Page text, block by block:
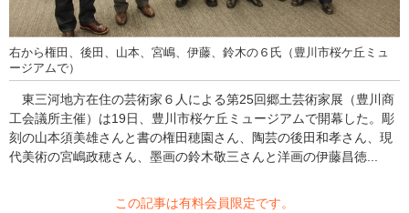
右から権田、後田、山本、宮嶋、伊藤、鈴木の６氏（豊川市桜ケ丘ミュ
ージアムで）
東三河地方在住の芸術家６人による第25回郷土芸術家展（豊川商
工会議所主催）は19日、豊川市桜ケ丘ミュージアムで開幕した。彫
刻の山本須美雄さんと書の権田穂園さん、陶芸の後田和孝さん、現
代美術の宮嶋政穂さん、墨画の鈴木敬三さんと洋画の伊藤昌徳...
この記事は有料会員限定です。